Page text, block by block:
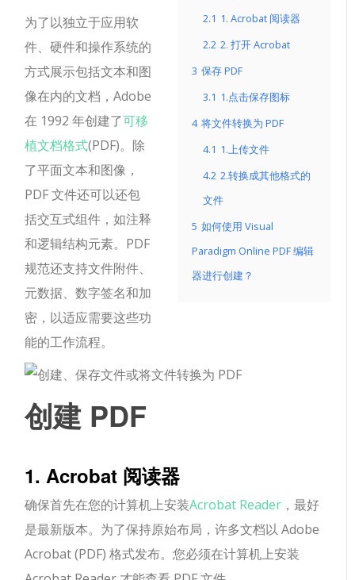
2.1 1. Acrobat 阅读器
2.2 2. 打开 Acrobat
3 保存 PDF
3.1 1.点击保存图标
4 将文件转换为 PDF
4.1 1.上传文件
4.2 2.转换成其他格式的
文件
5 如何使用 Visual
Paradigm Online PDF 编辑
器进行创建？
为了以独立于应用软
件、硬件和操作系统的
方式展示包括文本和图
像在内的文档，Adobe
在 1992 年创建了可移
植文档格式(PDF)。除
了平面文本和图像，
PDF 文件还可以还包
括交互式组件，如注释
和逻辑结构元素。PDF
规范还支持文件附件、
元数据、数字签名和加
密，以适应需要这些功
能的工作流程。
创建 PDF
1. Acrobat 阅读器
确保首先在您的计算机上安装Acrobat Reader ，最好
是最新版本。为了保持原始布局，许多文档以 Adob​​e
Acrobat (PDF) 格式发布。您必须在计算机上安装